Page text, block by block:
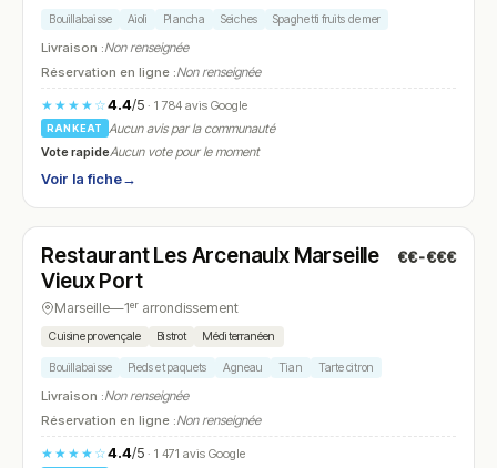
Bouillabaisse Aioli Plancha Seiches Spaghetti fruits de mer
Livraison :Non renseignée
Réservation en ligne :Non renseignée
★★★★☆4.4/5· 1 784 avis Google
RANKEAT
Aucun avis par la communauté
Vote rapideAucun vote pour le moment
Voir la fiche→
N° 22
Restaurant Les Arcenaulx Marseille
Vieux Port
€€-€€€
Marseille—1ᵉʳ arrondissement
Cuisine provençale Bistrot Méditerranéen
Bouillabaisse Pieds et paquets Agneau Tian Tarte citron
Livraison :Non renseignée
Réservation en ligne :Non renseignée
★★★★☆4.4/5· 1 471 avis Google